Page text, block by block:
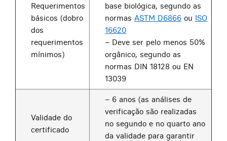
Requerimentos
básicos (dobro
dos
requerimentos
mínimos)
base biológica, segundo as
normas ASTM D6866 ou ISO
16620
– Deve ser pelo menos 50%
orgânico, segundo as
normas DIN 18128 ou EN
13039
Validade do
certificado
– 6 anos (as análises de
verificação são realizadas
no segundo e no quarto ano
da validade para garantir